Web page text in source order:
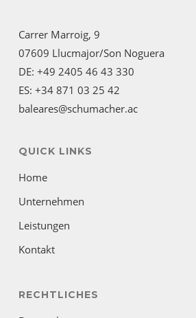
Carrer Marroig, 9
07609 Llucmajor/Son Noguera
DE: +49 2405 46 43 330
ES: +34 871 03 25 42
baleares@schumacher.ac
QUICK LINKS
Home
Unternehmen
Leistungen
Kontakt
RECHTLICHES